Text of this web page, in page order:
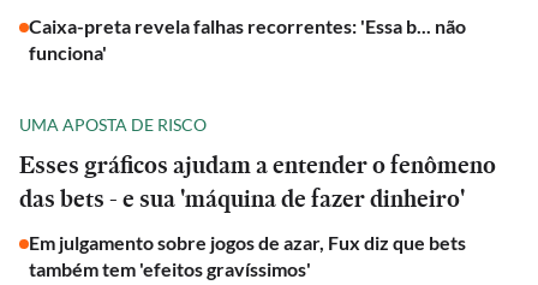
Caixa-preta revela falhas recorrentes: 'Essa b... não
funciona'
UMA APOSTA DE RISCO
Esses gráficos ajudam a entender o fenômeno
das bets - e sua 'máquina de fazer dinheiro'
Em julgamento sobre jogos de azar, Fux diz que bets
também tem 'efeitos gravíssimos'